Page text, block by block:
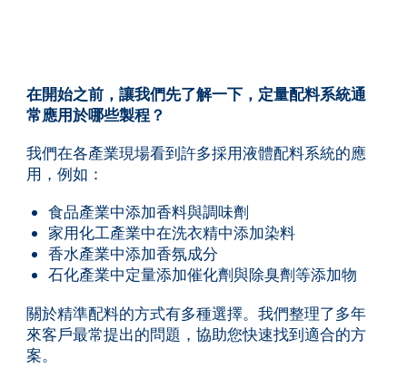
在開始之前，讓我們先了解一下，定量配料系統通
常應用於哪些製程？
我們在各產業現場看到許多採用液體配料系統的應
用，例如：
食品產業中添加香料與調味劑
家用化工產業中在洗衣精中添加染料
香水產業中添加香氛成分
石化產業中定量添加催化劑與除臭劑等添加物
關於精準配料的方式有多種選擇。我們整理了多年
來客戶最常提出的問題，協助您快速找到適合的方
案。